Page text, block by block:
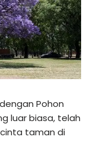
Pohon
luar biasa, telah
taman di